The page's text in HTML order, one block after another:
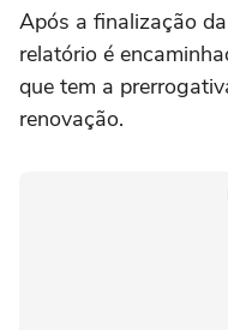
Após a finalização
relatório é
que tem a
renovação.